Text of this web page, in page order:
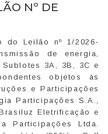
Nº DE
do Leilão nº 1/2026-
de energia,
3A, 3B, 3C e
objetos às
e Participações
Participações S.A.,
Eletrificação e
Participações Ltda.